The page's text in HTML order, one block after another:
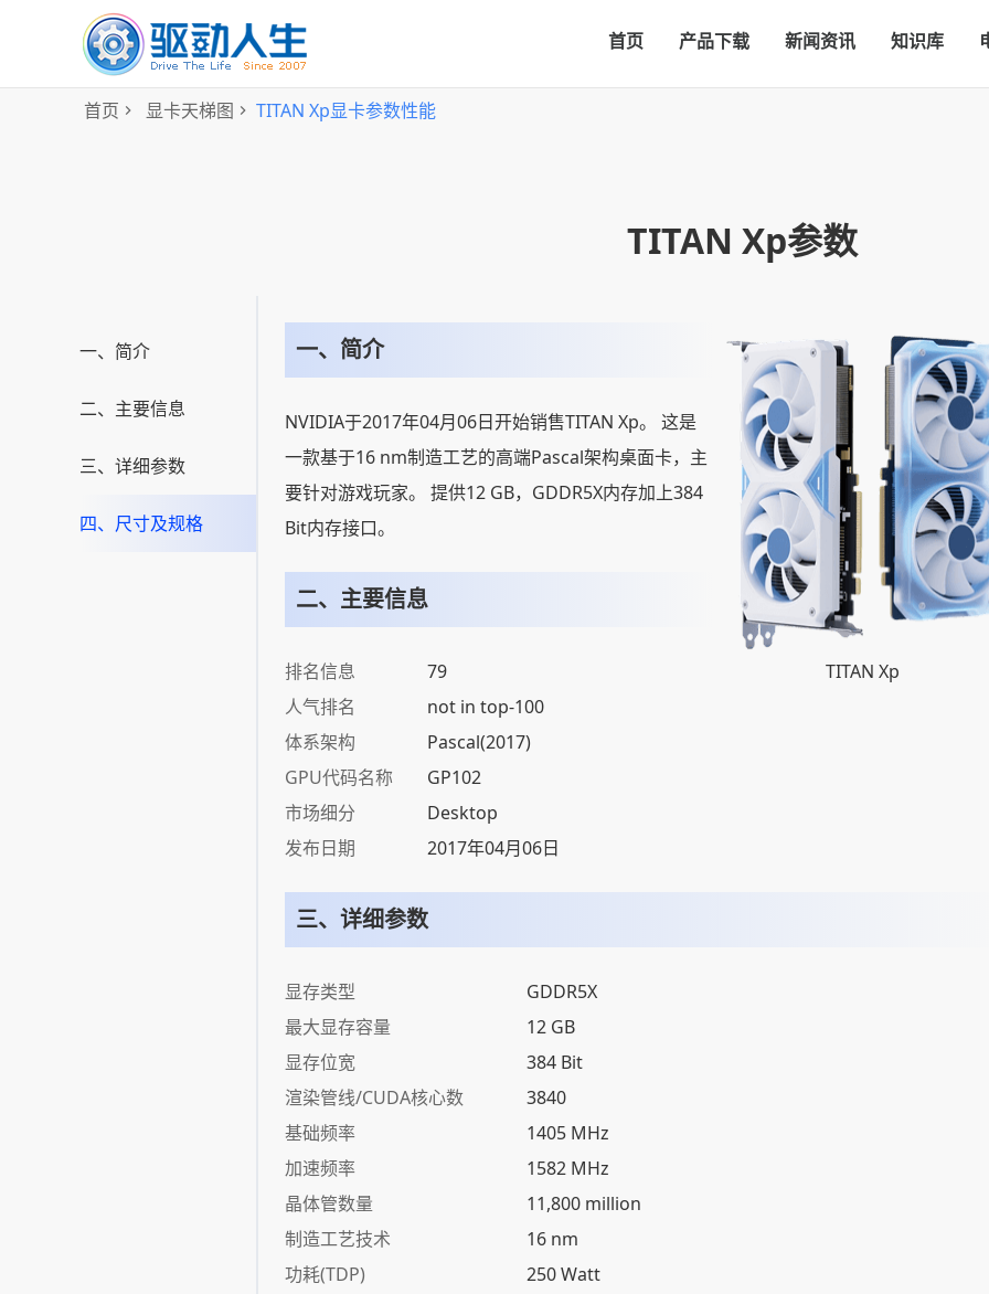
首页 产品下载 新闻资讯 知识库
首页 显卡天梯图 TITAN Xp显卡参数性能
TITAN Xp参数
一、简介
二、主要信息
三、详细参数
四、尺寸及规格
一、简介
NVIDIA于2017年04月06日开始销售TITAN Xp。 这是
一款基于16 nm制造工艺的高端Pascal架构桌面卡，主
要针对游戏玩家。 提供12 GB，GDDR5X内存加上384
Bit内存接口。
二、主要信息
排名信息
79
人气排名
not in top-100
体系架构
Pascal(2017)
GPU代码名称
GP102
市场细分
Desktop
发布日期
2017年04月06日
TITAN Xp
三、详细参数
显存类型
GDDR5X
最大显存容量
12 GB
显存位宽
384 Bit
渲染管线/CUDA核心数
3840
基础频率
1405 MHz
加速频率
1582 MHz
晶体管数量
11,800 million
制造工艺技术
16 nm
功耗(TDP)
250 Watt